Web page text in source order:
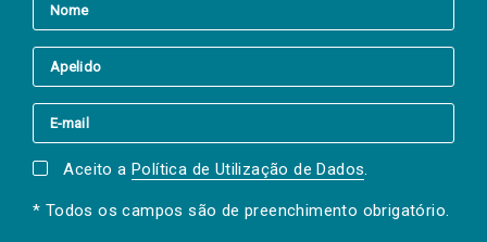
Aceito a Política de Utilização de Dados.
* Todos os campos são de preenchimento obrigatório.